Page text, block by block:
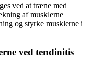
ved at træne med
af musklerne
og styrke musklerne i
ved tendinitis